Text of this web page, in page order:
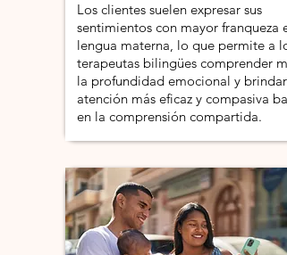
Los clientes suelen expresar sus
sentimientos con mayor franqueza
lengua materna, lo que permite a
terapeutas bilingües comprender
la profundidad emocional y
atención más eficaz y compasiva
en la comprensión compartida.